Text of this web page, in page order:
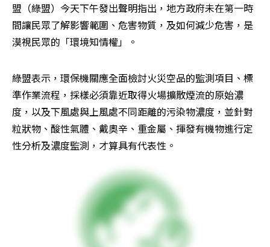
盟（綠盟）今天下午發出聲明指出，地方政府未在第一時
間讓民眾了解影響範圍、危害物質，及如何減少危害，是
漠視民眾的「環境知情權」。
綠盟表示，環保機關應全面檢討火災空品的監測項目、標
準作業流程，採樣必須靠近取得火場擴散煙流的原始濃
度，以及下風處與上風處不同距離的污染物濃度，並針對
粒狀物、酸性氣體、戴奧辛、重金屬、揮發有機物進行定
性分析及濃度監測，才算具有代表性。